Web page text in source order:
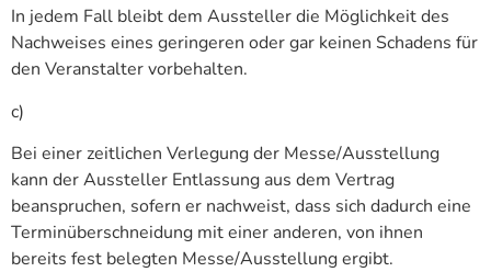
In jedem Fall bleibt dem Aussteller die Möglichkeit des
Nachweises eines geringeren oder gar keinen Schadens für
den Veranstalter vorbehalten.
c)
Bei einer zeitlichen Verlegung der Messe/Ausstellung
kann der Aussteller Entlassung aus dem Vertrag
beanspruchen, sofern er nachweist, dass sich dadurch eine
Terminüberschneidung mit einer anderen, von ihnen
bereits fest belegten Messe/Ausstellung ergibt.